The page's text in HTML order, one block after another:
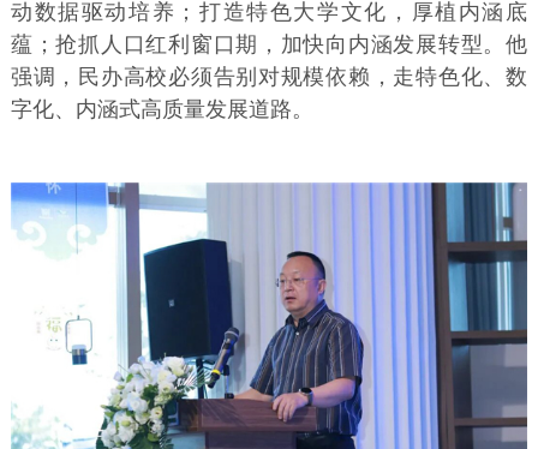
动数据驱动培养；打造特色大学文化，厚植内涵底
蕴；抢抓人口红利窗口期，加快向内涵发展转型。他
强调，民办高校必须告别对规模依赖，走特色化、数
字化、内涵式高质量发展道路。